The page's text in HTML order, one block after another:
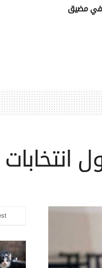
في مضيق